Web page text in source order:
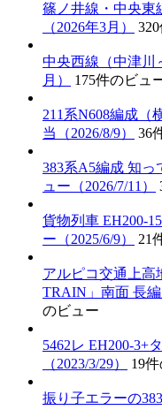
篠ノ井線・中央東
（2026年3月）
中央西線（中津川
月）
175件のビュ
211系N608編成（
当（2026/8/9）
36
383系A5編成 知
ュー（2026/7/11）
貨物列車 EH200-
ー（2025/6/9）
21
アルピコ交通上高
TRAIN」南面 長編
のビュー
5462レ EH200-3+
（2023/3/29）
19
振り子エラーの